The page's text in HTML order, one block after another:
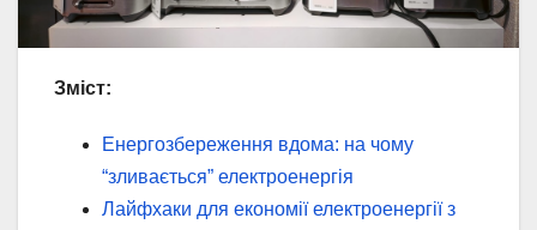
Зміст:
Енергозбереження вдома: на чому
“зливається” електроенергія
Лайфхаки для економії електроенергії з